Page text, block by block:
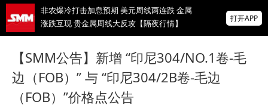
非农爆冷打击加息预期 美元周线两连跌 金属
涨跌互现 贵金属周线大反攻【隔夜行情】
寻锌行业破局发展新机遇
美国拟投30亿美元扶持关键矿产
打开APP
【SMM公告】新增 “印尼304/NO.1卷-毛
边（FOB）” 与 “印尼304/2B卷-毛边
（FOB）”价格点公告